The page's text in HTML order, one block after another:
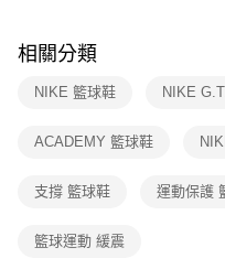
※ 交易是否成功請以「AFTEE先
是否繳費成功／繳費後需取消欲
客戶支援中心」
https://
１．透過由恩沛科技股份有限公
權轉讓予恩沛科技股份有限公司。
３．未成年的使用者請事先徵得
相關分類
NIKE 籃球鞋 NIKE G.T.
ACADEMY 籃球鞋
支撐 籃球鞋 運動保護
籃球運動 緩震